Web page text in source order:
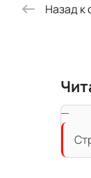
Назад к